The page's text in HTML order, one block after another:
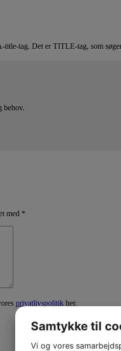
tag. Det er TITLE-tag, som
behov.
med *
privatlivspolitik her.
Samtykke til
Vi og vores